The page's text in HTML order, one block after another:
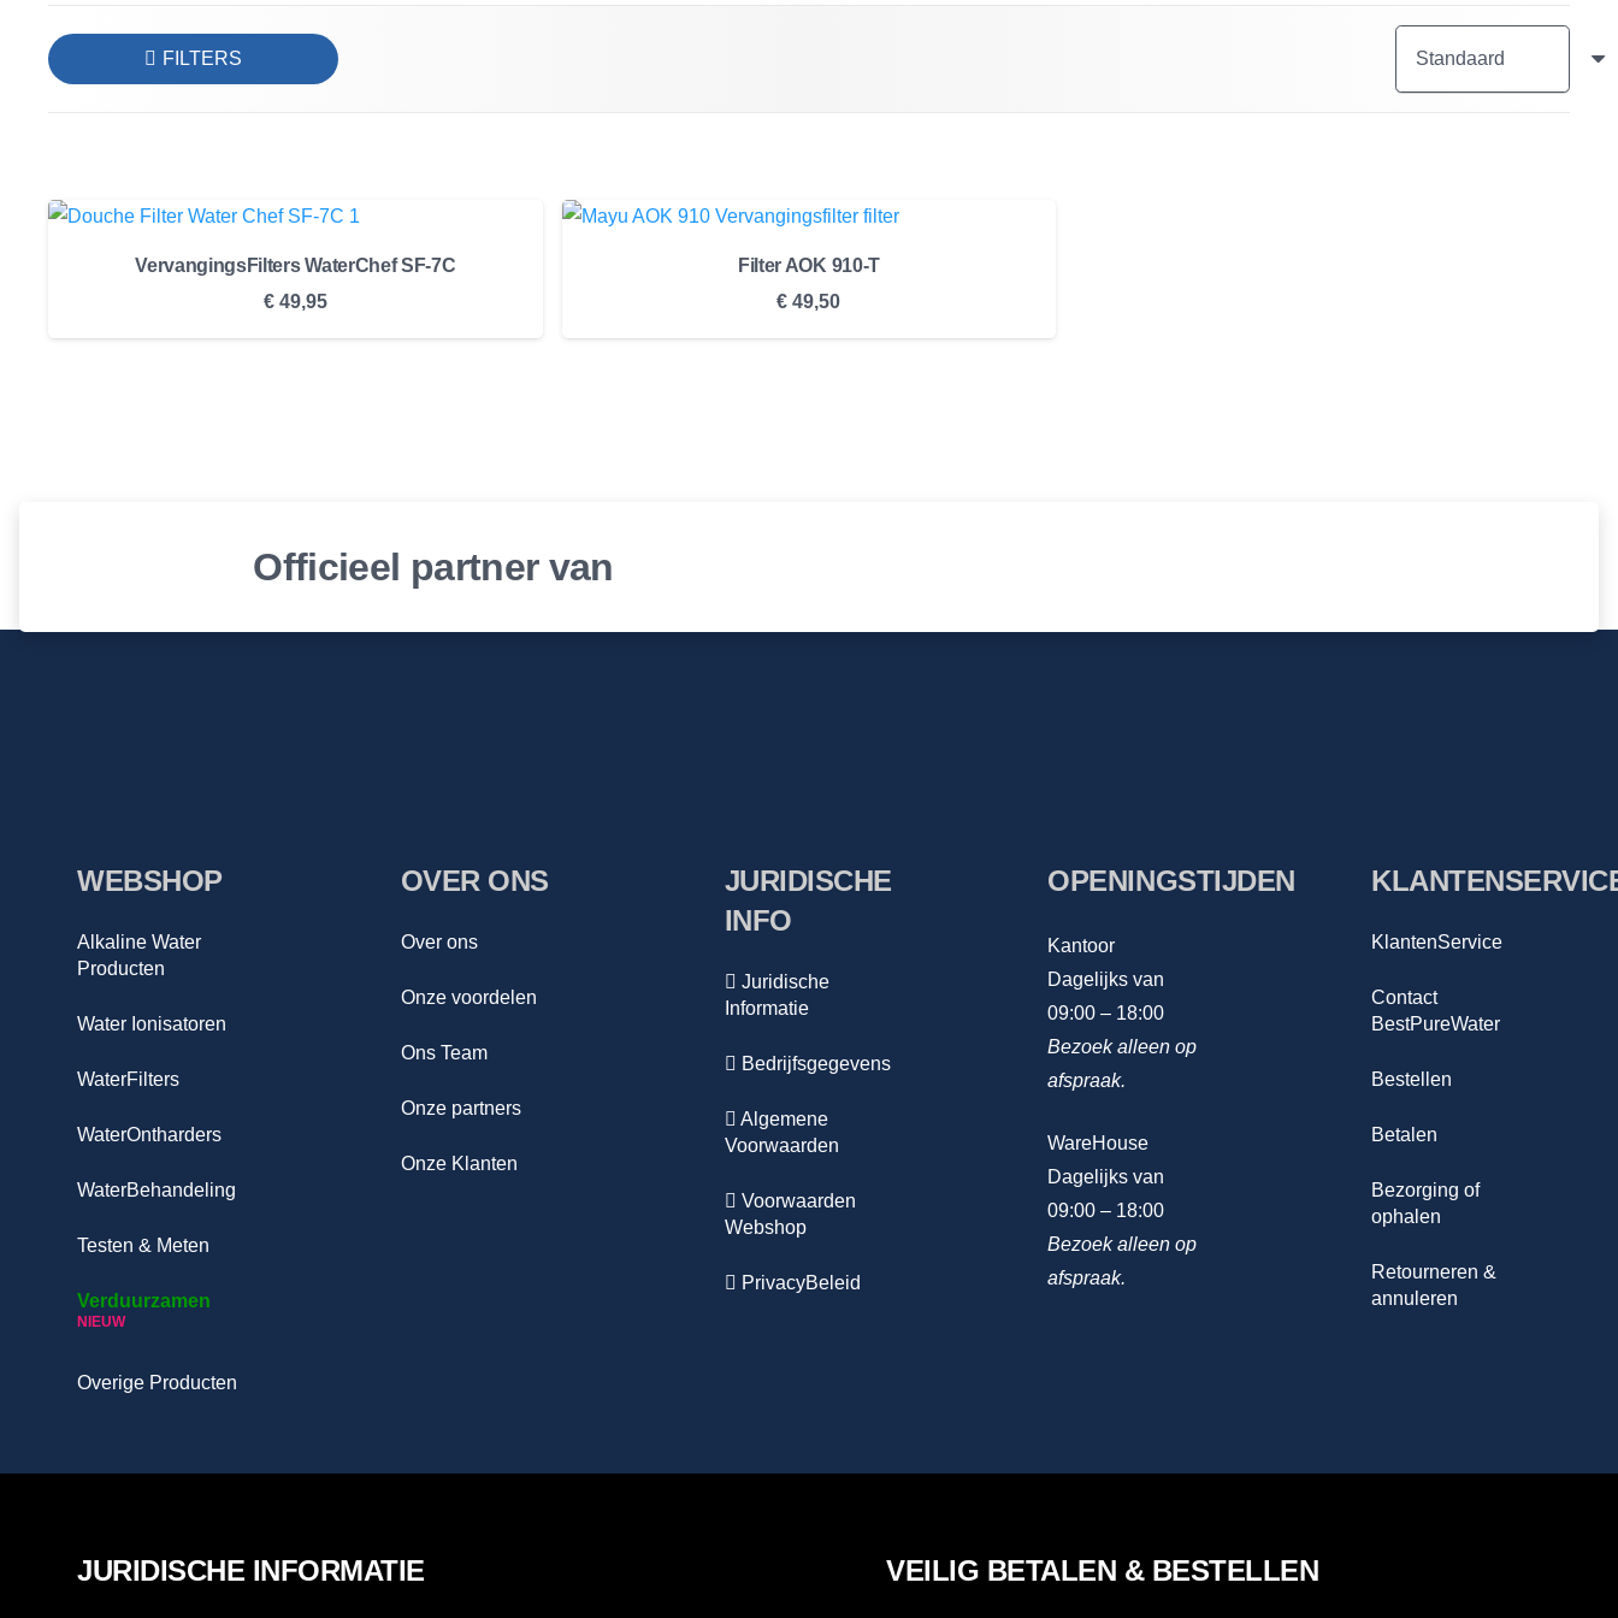
FILTERS
VervangingsFilters WaterChef SF-7C
€49,95
Filter AOK 910-T
€ 49,50
Officieel partner van
WEBSHOP
Alkaline Water
Producten
Water Ionisatoren
WaterFilters
WaterOntharders
WaterBehandeling
Testen & Meten
Verduurzamen
NIEUW
Overige Producten
OVER ONS
Over ons
Onze voordelen
Ons Team
Onze partners
Onze Klanten
JURIDISCHE
INFO
Juridische
Informatie
Bedrijfsgegevens
Algemene
Voorwaarden
Voorwaarden
Webshop
PrivacyBeleid
OPENINGSTIJDEN
Kantoor
Dagelijks van
09:00 – 18:00
Bezoek alleen op
afspraak.
WareHouse
Dagelijks van
09:00 – 18:00
Bezoek alleen op
afspraak.
KlantenService
Contact
BestPureWater
Bestellen
Betalen
Bezorging of
ophalen
Retourneren &
annuleren
JURIDISCHE INFORMATIE VEILIG BETALEN & BESTELLEN